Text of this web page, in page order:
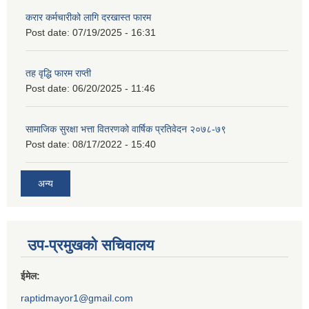
करार कर्मचारीको लागि दरखास्त फारम
Post date: 07/19/2025 - 16:31
तह वृद्धि फारम राप्ती
Post date: 06/20/2025 - 11:46
सामाजिक सुरक्षा भत्ता वितरणको वार्षिक प्रतिवेदन २०७८-७९
Post date: 08/17/2022 - 15:40
अन्य
उप-प्रमुखको सचिवालय
ईमेल:
raptidmayor1@gmail.com